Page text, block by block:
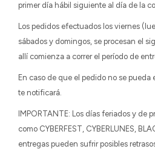
primer día hábil siguiente al día de la
Los pedidos efectuados los viernes
sábados y domingos, se procesan el
allí comienza a correr el período de
En caso de que el pedido no se
te notificará.
IMPORTANTE: Los días feriados y de
como CYBERFEST, CYBERLUNES,
entregas pueden sufrir posibles